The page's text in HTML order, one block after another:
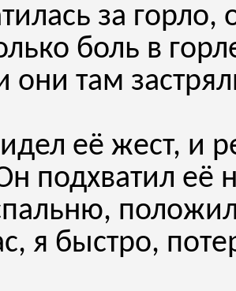
за горло,
боль в
они там
её жест, и
подхватил её
я быстро,